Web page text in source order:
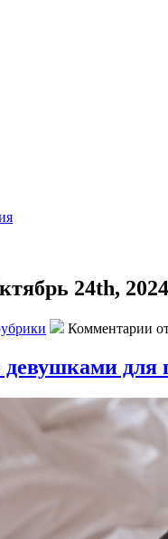
24th, 2024
Комментарии
для